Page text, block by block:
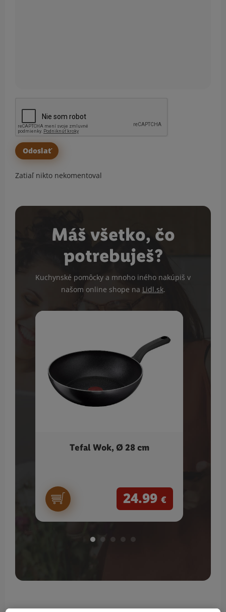
Zatiaľ nikto nekomentoval
Máš všetko, čo
potrebuješ?
Kuchynské pomôcky a mnoho iného nakúpiš v
našom online shope na Lidl.sk.
Tefal Wok, Ø 28 cm
24.99 €